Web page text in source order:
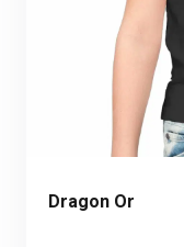
Dragon Or